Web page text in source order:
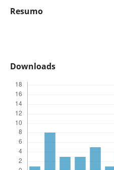
Resumo
Downloads